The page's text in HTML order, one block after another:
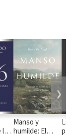
Manso y
humilde: El
La
❯